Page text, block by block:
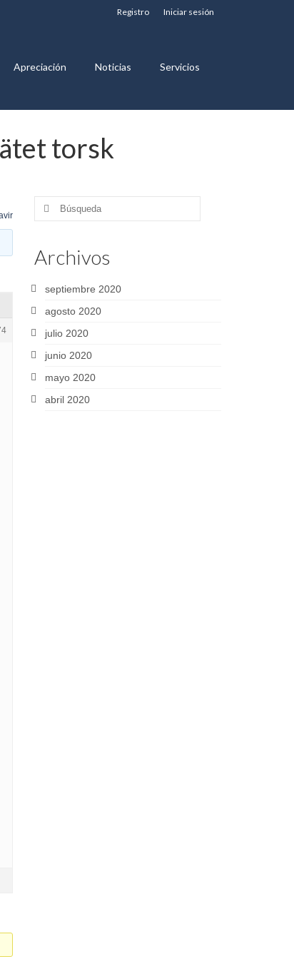
Registro Iniciar sesión
Apreciación Noticias Servicios
torsk
Buscar
Archivos
septiembre 2020
agosto 2020
julio 2020
junio 2020
mayo 2020
abril 2020